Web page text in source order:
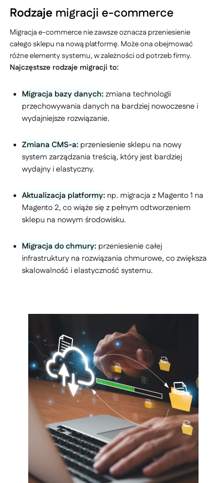
Rodzaje migracji e-commerce
Migracja e-commerce nie zawsze oznacza przeniesienie
całego sklepu na nową platformę. Może ona obejmować
różne elementy systemu, w zależności od potrzeb firmy.
Najczęstsze rodzaje migracji to:
Migracja bazy danych:zmiana technologii
przechowywania danych na bardziej nowoczesne i
wydajniejsze rozwiązanie.
Zmiana CMS-a: przeniesienie sklepu na nowy
system zarządzania treścią, który jest bardziej
wydajny i elastyczny.
Aktualizacja platformy: np. migracja z Magento 1 na
Magento 2, co wiąże się z pełnym odtworzeniem
sklepu na nowym środowisku.
Migracja do chmury: przeniesienie całej
infrastruktury na rozwiązania chmurowe, co zwiększa
skalowalność i elastyczność systemu.